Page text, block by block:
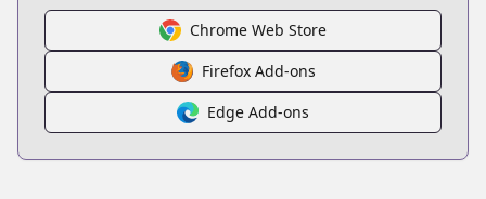
Chrome Web Store
Firefox Add-ons
Edge Add-ons